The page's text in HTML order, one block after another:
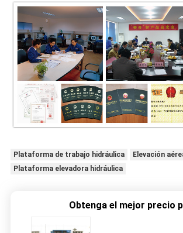
Plataforma de trabajo hidráulica
Elevación
Plataforma elevadora hidráulica
Obtenga el mejor precio